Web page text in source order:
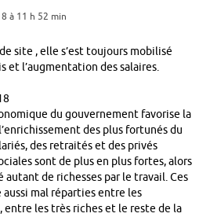
à 11 h 52 min
site , elle s’est toujours mobilisé
et l’augmentation des salaires.
du gouvernement favorise la
des plus fortunés du
des retraités et des privés
sont de plus en plus fortes, alors
autant de richesses par le travail. Ces
aussi mal réparties entre les
entre les très riches et le reste de la